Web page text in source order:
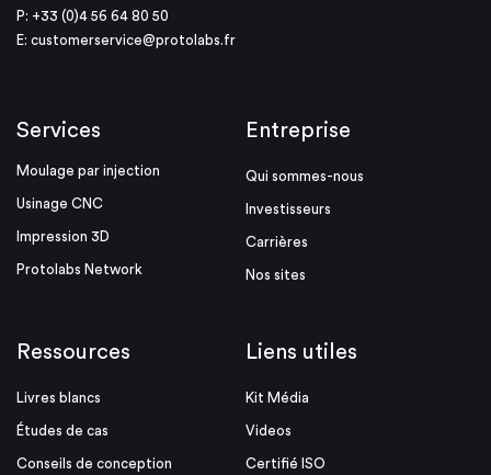
P: +33 (0)4 56 64 80 50
E: customerservice@protolabs.fr
Services
Moulage par injection
Usinage CNC
Impression 3D
Protolabs Network
Entreprise
Qui sommes-nous
Investisseurs
Carrières
Nos sites
Ressources
Livres blancs
Études de cas
Conseils de conception
Liens utiles
Kit Média
Videos
Certifié ISO